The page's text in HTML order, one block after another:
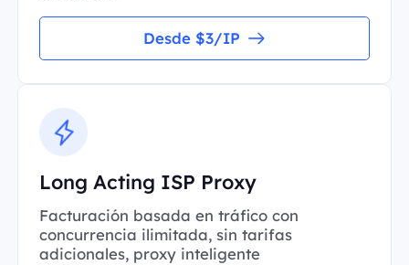
Desde $3/IP
Long Acting ISP Proxy
Facturación basada en tráfico con
concurrencia ilimitada, sin tarifas
adicionales, proxy inteligente